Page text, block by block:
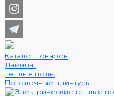
Каталог товаров
Ламинат
Теплые полы
Потолочные плинтусы